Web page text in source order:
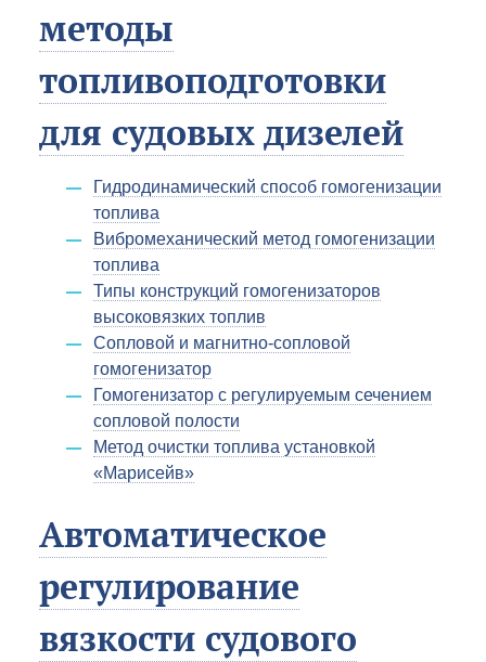
методы
топливоподготовки
для судовых дизелей
Гидродинамический способ гомогенизации
топлива
Вибромеханический метод гомогенизации
топлива
Типы конструкций гомогенизаторов
высоковязких топлив
Сопловой и магнитно-сопловой
гомогенизатор
Гомогенизатор с регулируемым сечением
сопловой полости
Метод очистки топлива установкой
«Марисейв»
Автоматическое
регулирование
вязкости судового